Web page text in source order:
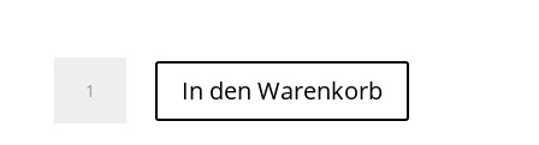
Nuroad
In den Warenkorb